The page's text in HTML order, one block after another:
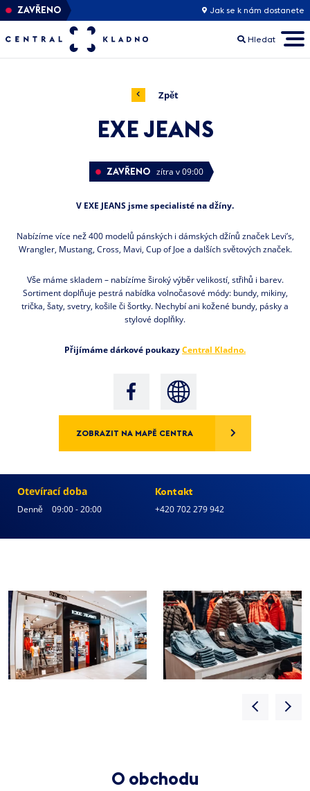
ZAVŘENO Jak se k nám dostanete
Hledat
Zpět
EXE JEANS
ZAVŘENO zítra v 09:00
V EXE JEANS jsme specialisté na džíny.
Nabízíme více než 400 modelů pánských i dámských džínů značek Levi’s,
Wrangler, Mustang, Cross, Mavi, Cup of Joe a dalších světových značek.
Vše máme skladem – nabízíme široký výběr velikostí, střihů i barev.
Sortiment doplňuje pestrá nabídka volnočasové módy: bundy, mikiny,
trička, šaty, svetry, košile či šortky. Nechybí ani kožené bundy, pásky a
stylové doplňky.
Přijímáme dárkové poukazy Central Kladno.
ZOBRAZIT NA MAPĚ CENTRA
Otevírací doba
Denně 09:00 - 20:00
Kontakt
+420 702 279 942
O obchodu